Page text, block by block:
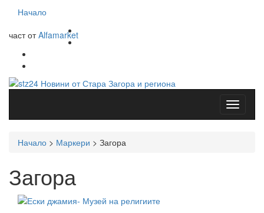
Начало
част отAlfamarket
Начало > Маркери > Загора
Загора